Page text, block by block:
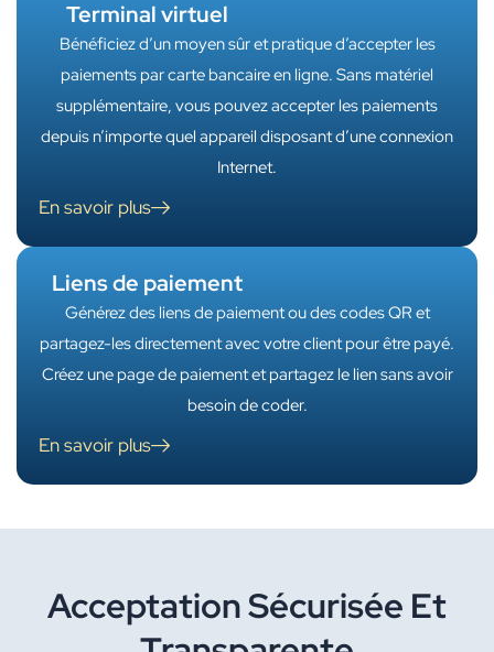
Terminal virtuel
Bénéficiez d’un moyen sûr et pratique d’accepter les
paiements par carte bancaire en ligne. Sans matériel
supplémentaire, vous pouvez accepter les paiements
depuis n’importe quel appareil disposant d’une connexion
Internet.
En savoir plus
Liens de paiement
Générez des liens de paiement ou des codes QR et
partagez-les directement avec votre client pour être payé.
Créez une page de paiement et partagez le lien sans avoir
besoin de coder.
En savoir plus
Acceptation Sécurisée Et